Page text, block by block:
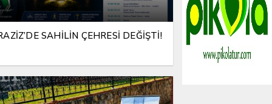
SAHİLİN ÇEHRESİ DEĞİŞTİ!